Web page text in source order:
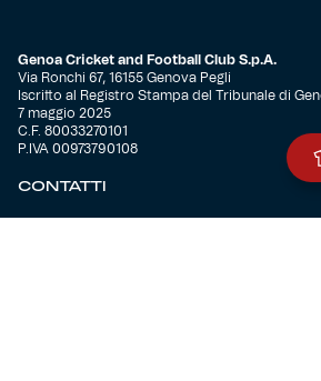
Genoa Cricket and Football Club S.p.A.
Via Ronchi 67, 16155 Genova Pegli
Iscritto al Registro Stampa del Tribunale di
7 maggio 2025
C.F. 80033270101
P.IVA 00973790108
CONTATTI